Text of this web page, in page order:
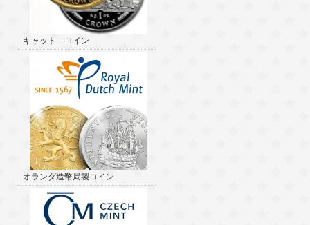
キャット コイン
オランダ造幣局製コイン